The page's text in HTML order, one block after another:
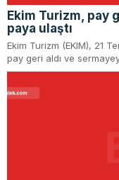
Ekim Turizm, pay
paya ulaştı
Ekim Turizm (EKIM), 21
pay geri aldı ve